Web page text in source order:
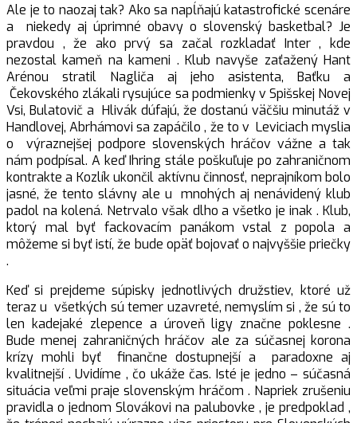
Ale je to naozaj tak? Ako sa napĺňajú katastrofické scenáre
a niekedy aj úprimné obavy o slovenský basketbal? Je
pravdou , že ako prvý sa začal rozkladať Inter , kde
nezostal kameň na kameni . Klub navyše zaťažený Hant
Arénou stratil Nagliča aj jeho asistenta, Baťku a
Čekovského zlákali rysujúce sa podmienky v Spišskej Novej
Vsi, Bulatovič a Hlivák dúfajú, že dostanú väčšiu minutáž v
Handlovej, Abrhámovi sa zapáčilo , že to v Leviciach myslia
o výraznejšej podpore slovenských hráčov vážne a tak
nám podpísal. A keď Ihring stále poškuľuje po zahraničnom
kontrakte a Kozlík ukončil aktívnu činnosť, neprajníkom bolo
jasné, že tento slávny ale u mnohých aj nenávidený klub
padol na kolená. Netrvalo však dlho a všetko je inak . Klub,
ktorý mal byť fackovacím panákom vstal z popola a
môžeme si byť istí, že bude opäť bojovať o najvyššie priečky
.
Keď si prejdeme súpisky jednotlivých družstiev, ktoré už
teraz u všetkých sú temer uzavreté, nemyslím si , že sú to
len kadejaké zlepence a úroveň ligy značne poklesne .
Bude menej zahraničných hráčov ale za súčasnej korona
krízy mohli byť finančne dostupnejší a paradoxne aj
kvalitnejší . Uvidíme , čo ukáže čas. Isté je jedno – súčasná
situácia veľmi praje slovenským hráčom . Napriek zrušeniu
pravidla o jednom Slovákovi na palubovke , je predpoklad ,